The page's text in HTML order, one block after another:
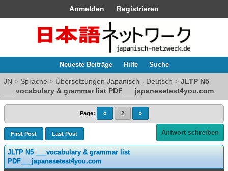
Anmelden Registrieren
Neueste Beiträge Hilfe Suche
JN > Sprache > Übersetzungen Japanisch - Deutsch > JLTP N5
___vocabulary & grammar list PDF___japanesetest4you.com
Page: « 2 »
First Post Last Post Antwort schreiben
JLTP N5 ___vocabulary & grammar list
PDF___japanesetest4you.com